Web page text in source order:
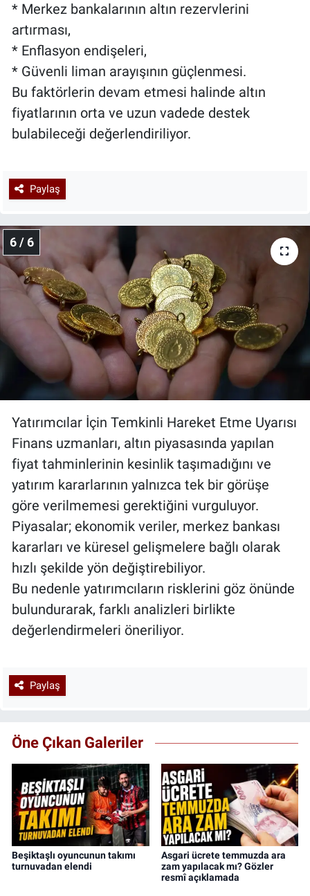
* Merkez bankalarının altın rezervlerini
artırması,
* Enflasyon endişeleri,
* Güvenli liman arayışının güçlenmesi.
Bu faktörlerin devam etmesi halinde altın
fiyatlarının orta ve uzun vadede destek
bulabileceği değerlendiriliyor.
Paylaş
6 / 6
Yatırımcılar İçin Temkinli Hareket Etme Uyarısı
Finans uzmanları, altın piyasasında yapılan
fiyat tahminlerinin kesinlik taşımadığını ve
yatırım kararlarının yalnızca tek bir görüşe
göre verilmemesi gerektiğini vurguluyor.
Piyasalar; ekonomik veriler, merkez bankası
kararları ve küresel gelişmelere bağlı olarak
hızlı şekilde yön değiştirebiliyor.
Bu nedenle yatırımcıların risklerini göz önünde
bulundurarak, farklı analizleri birlikte
değerlendirmeleri öneriliyor.
Paylaş
Öne Çıkan Galeriler
Beşiktaşlı oyuncunun takımı
turnuvadan elendi
Asgari ücrete temmuzda ara
zam yapılacak mı? Gözler
resmî açıklamada